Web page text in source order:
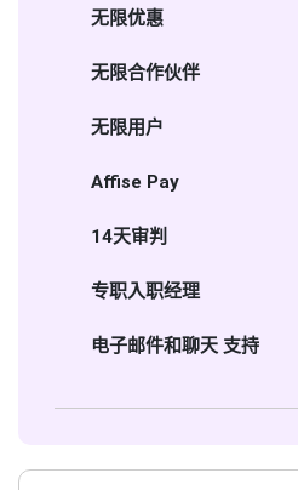
无限优惠
无限合作伙伴
无限用户
Affise Pay
14天审判
专职入职经理
电子邮件和聊天 支持